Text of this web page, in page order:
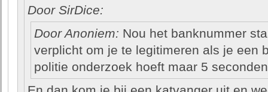
Door SirDice:
Door Anoniem: Nou het banknummer
verplicht om je te legitimeren als je een
politie onderzoek hoeft maar 5